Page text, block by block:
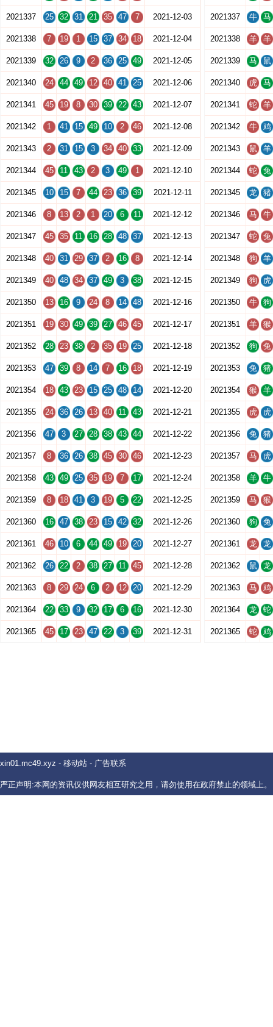
2021337 25 32 31 21 35 47 7 2021-12-03
2021338 7 19 1 15 37 34 18 2021-12-04
2021339 32 26 9 2 36 25 49 2021-12-05
2021340 24 44 49 12 40 41 25 2021-12-06
2021341 45 19 8 30 39 22 43 2021-12-07
2021342 1 41 15 49 10 2 46 2021-12-08
2021343 2 31 15 3 34 40 33 2021-12-09
2021344 45 11 43 2 3 49 1 2021-12-10
2021345 10 15 7 44 23 36 39 2021-12-11
2021346 8 13 2 1 20 6 11 2021-12-12
2021347 45 35 11 16 28 48 37 2021-12-13
2021348 40 31 29 37 2 16 8 2021-12-14
2021349 40 48 34 37 49 3 38 2021-12-15
2021350 13 16 9 24 8 14 48 2021-12-16
2021351 19 30 49 39 27 46 45 2021-12-17
2021352 28 23 38 2 35 19 25 2021-12-18
2021353 47 39 8 14 7 16 18 2021-12-19
2021354 18 43 23 15 25 48 14 2021-12-20
2021355 24 36 26 13 40 11 43 2021-12-21
2021356 47 3 27 28 38 43 44 2021-12-22
2021357 8 36 26 38 45 30 46 2021-12-23
2021358 43 49 25 35 19 7 17 2021-12-24
2021359 8 18 41 3 19 5 22 2021-12-25
2021360 16 47 38 23 15 42 32 2021-12-26
2021361 46 10 6 44 49 19 20 2021-12-27
2021362 26 22 2 38 27 11 45 2021-12-28
2021363 8 29 24 6 2 12 20 2021-12-29
2021364 22 33 9 32 17 6 16 2021-12-30
2021365 45 17 23 47 22 3 39 2021-12-31
2021337 牛 马
2021338 羊 羊
2021339 马 鼠
2021340 虎 马
2021341 蛇 羊
2021342 牛 鸡
2021343 鼠 羊
2021344 蛇 兔
2021345 龙 猪
2021346 马 牛
2021347 蛇 兔
2021348 狗 羊
2021349 狗 虎
2021350 牛 狗
2021351 羊 猴
2021352 狗 兔
2021353 兔 猪
2021354 猴 羊
2021355 虎 虎
2021356 兔 猪
2021357 马 虎
2021358 羊 牛
2021359 马 猴
2021360 狗 兔
2021361 龙 龙
2021362 鼠 龙
2021363 马 鸡
2021364 龙 蛇
2021365 蛇 鸡
xin01.mc49.xyz - 移动站 - 广告联系
严正声明:本网的资讯仅供网友相互研究之用，请勿使用在政府禁止的领域上。